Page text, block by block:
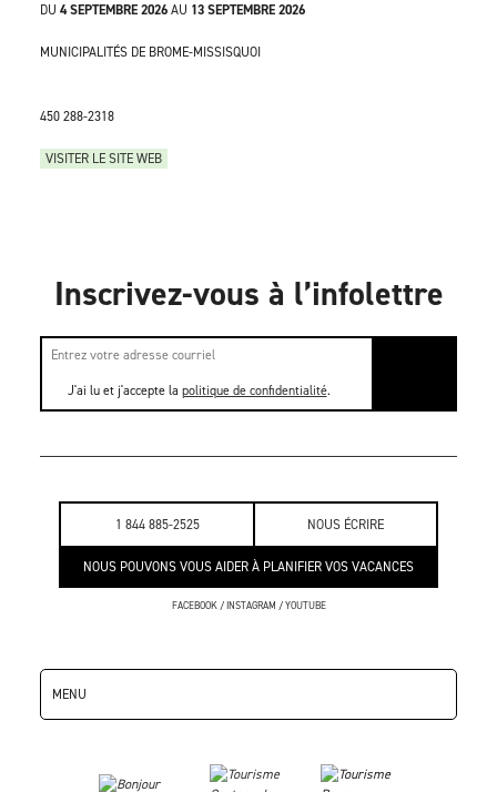
1 844 885-2525 NOUS ÉCRIRE
NOUS POUVONS VOUS AIDER À PLANIFIER VOS VACANCES
FACEBOOK/INSTAGRAM /YOUTUBE
MENU
DU 4 SEPTEMBRE 2026AU 13 SEPTEMBRE 2026
MUNICIPALITÉS DE BROME-MISSISQUOI
450 288-2318
VISITER LE SITE WEB
Inscrivez-vous à l’infolettre
J'ai lu et j'accepte la politique de confidentialité.